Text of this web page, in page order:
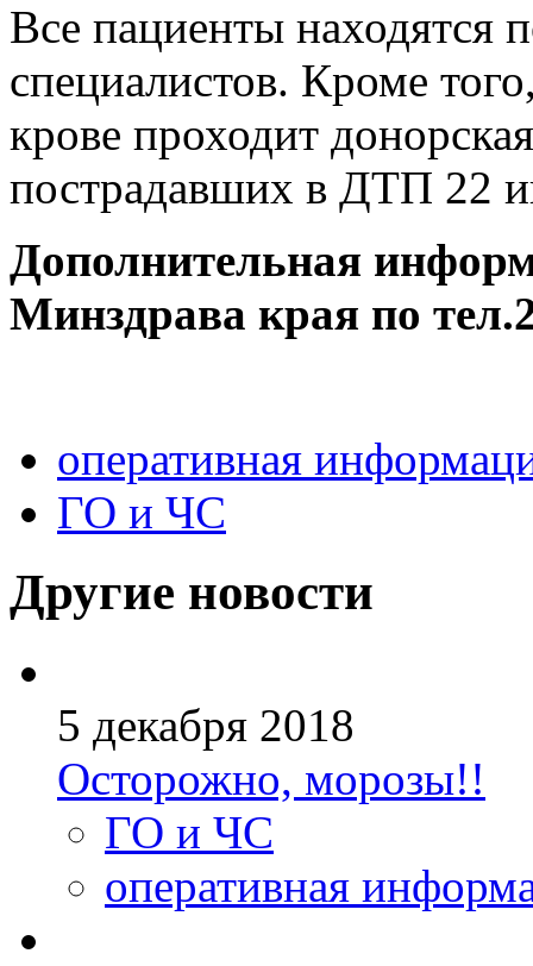
Все пациенты находятся
специалистов. Кроме
крове проходит
пострадавших в ДТП 22
Дополнительная
Минздрава края по
оперативная
ГО и ЧС
Другие новости
5 декабря 2018
Осторожно, морозы!!
ГО и ЧС
оперативная